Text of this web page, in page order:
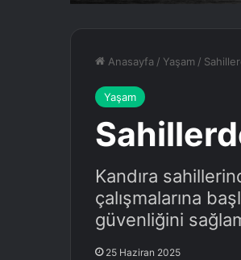
Anasayfa / Yaşam /
Yaşam
Kandıra
çalışmalarına
güvenliğini
25 Haziran 2025